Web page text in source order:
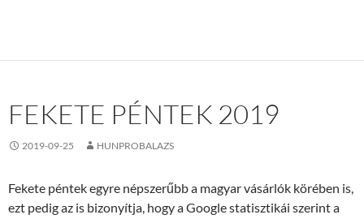
FEKETE PÉNTEK 2019
2019-09-25 HUNPROBALAZS
Fekete péntek egyre népszerűbb a magyar vásárlók körében is,
ezt pedig az is bizonyítja, hogy a Google statisztikái szerint a